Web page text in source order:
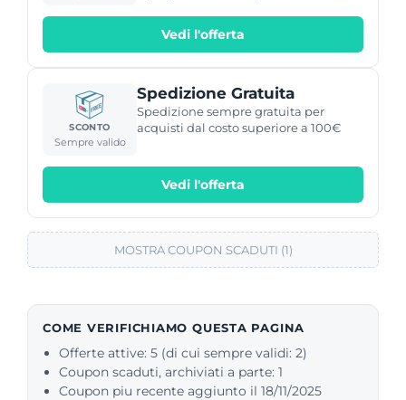
sportive, accessori per lo sci, per lo
snowboarding e per tutti gli altri sport.
Scopri le offerte in corso oggi e
approfitta degli sconti al 50% per
acquistare online risparmiando tutti
gli articoli sportivi che ti servono!
Vedi l'offerta
SCONTO
Sempre valido
Spedizione Gratuita
Spedizione sempre gratuita per
acquisti dal costo superiore a 100€
Vedi l'offerta
MOSTRA COUPON SCADUTI (1)
COME VERIFICHIAMO QUESTA PAGINA
Offerte attive: 5 (di cui sempre validi: 2)
Coupon scaduti, archiviati a parte: 1
Coupon piu recente aggiunto il 18/11/2025